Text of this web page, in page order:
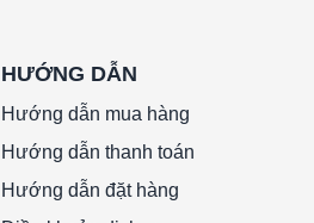
HƯỚNG DẪN
Hướng dẫn mua hàng
Hướng dẫn thanh toán
Hướng dẫn đặt hàng